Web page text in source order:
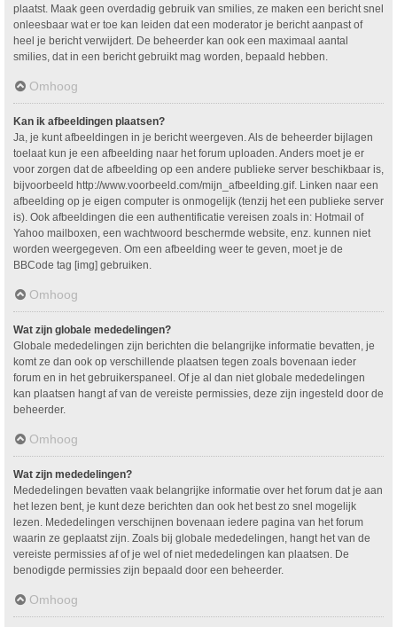
plaatst. Maak geen overdadig gebruik van smilies, ze maken een bericht snel
onleesbaar wat er toe kan leiden dat een moderator je bericht aanpast of
heel je bericht verwijdert. De beheerder kan ook een maximaal aantal
smilies, dat in een bericht gebruikt mag worden, bepaald hebben.
Omhoog
Kan ik afbeeldingen plaatsen?
Ja, je kunt afbeeldingen in je bericht weergeven. Als de beheerder bijlagen
toelaat kun je een afbeelding naar het forum uploaden. Anders moet je er
voor zorgen dat de afbeelding op een andere publieke server beschikbaar is,
bijvoorbeeld http://www.voorbeeld.com/mijn_afbeelding.gif. Linken naar een
afbeelding op je eigen computer is onmogelijk (tenzij het een publieke server
is). Ook afbeeldingen die een authentificatie vereisen zoals in: Hotmail of
Yahoo mailboxen, een wachtwoord beschermde website, enz. kunnen niet
worden weergegeven. Om een afbeelding weer te geven, moet je de
BBCode tag [img] gebruiken.
Omhoog
Wat zijn globale mededelingen?
Globale mededelingen zijn berichten die belangrijke informatie bevatten, je
komt ze dan ook op verschillende plaatsen tegen zoals bovenaan ieder
forum en in het gebruikerspaneel. Of je al dan niet globale mededelingen
kan plaatsen hangt af van de vereiste permissies, deze zijn ingesteld door de
beheerder.
Omhoog
Wat zijn mededelingen?
Mededelingen bevatten vaak belangrijke informatie over het forum dat je aan
het lezen bent, je kunt deze berichten dan ook het best zo snel mogelijk
lezen. Mededelingen verschijnen bovenaan iedere pagina van het forum
waarin ze geplaatst zijn. Zoals bij globale mededelingen, hangt het van de
vereiste permissies af of je wel of niet mededelingen kan plaatsen. De
benodigde permissies zijn bepaald door een beheerder.
Omhoog